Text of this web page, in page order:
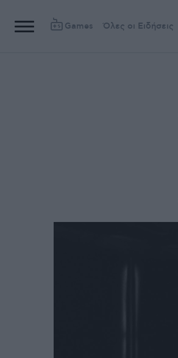
Games Όλες οι Ειδήσεις